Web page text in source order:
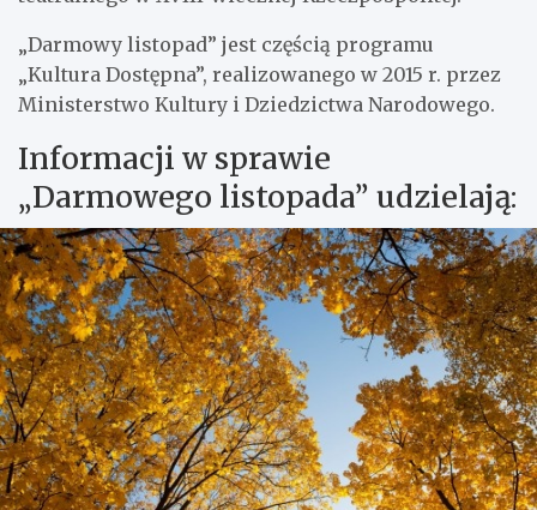
„Darmowy listopad” jest częścią programu
„Kultura Dostępna”, realizowanego w 2015 r. przez
Ministerstwo Kultury i Dziedzictwa Narodowego.
Informacji w sprawie
„Darmowego listopada” udzielają: